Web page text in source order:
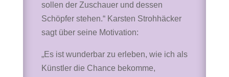
sollen der Zuschauer und dessen
Schöpfer stehen.“ Karsten Strohhäcker
sagt über seine Motivation:
„Es ist wunderbar zu erleben, wie ich als
Künstler die Chance bekomme,